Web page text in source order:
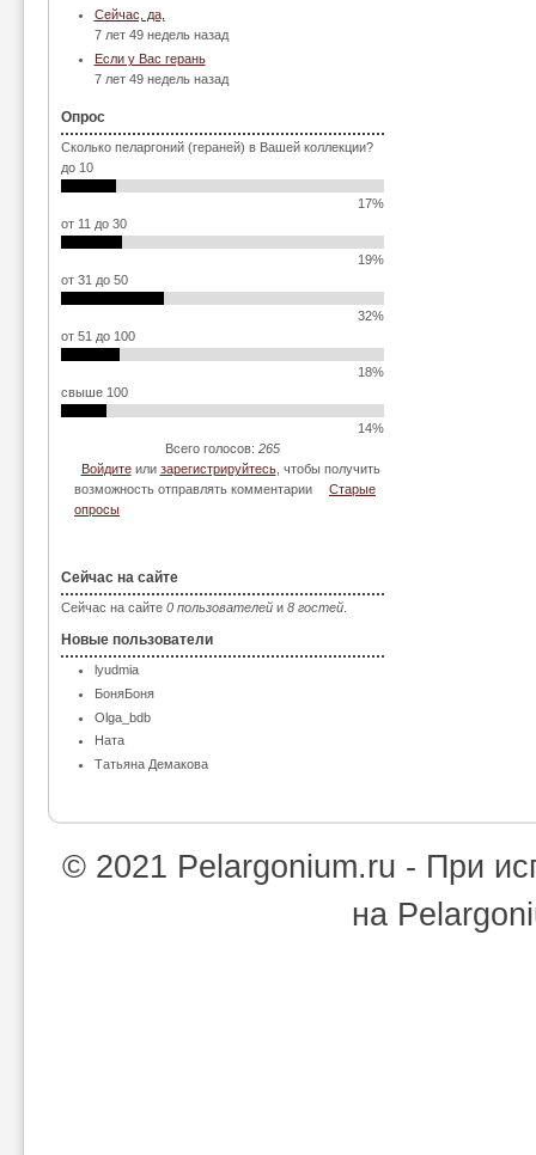
Сейчас, да,
7 лет 49 недель назад
Если у Вас герань
7 лет 49 недель назад
Опрос
Сколько пеларгоний (гераней) в Вашей коллекции?
до 10
17%
от 11 до 30
19%
от 31 до 50
32%
от 51 до 100
18%
свыше 100
14%
Всего голосов: 265
Войдитеили зарегистрируйтесь, чтобы получить
возможность отправлять комментарии
Старые
опросы
Сейчас на сайте
Сейчас на сайте 0 пользователей и 8 гостей
Новые пользователи
lyudmia
БоняБоня
Olga_bdb
Ната
Татьяна Демакова
© 2021 Pelargonium.ru - При
на